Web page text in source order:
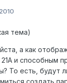
тема)
а как
и способным
То есть, будут
создать